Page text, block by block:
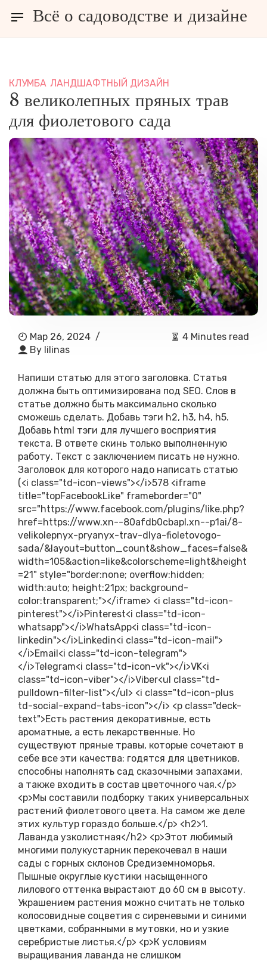
Всё о садоводстве и дизайне
КЛУМБА ЛАНДШАФТНЫЙ ДИЗАЙН
8 великолепных пряных трав
для фиолетового сада
Мар 26, 2024 /
By lilinas
4 Minutes read
Напиши статью для этого заголовка. Статья
должна быть оптимизирована под SEO. Слов в
статье должно быть максимально сколько
сможешь сделать. Добавь тэги h2, h3, h4, h5.
Добавь html тэги для лучшего восприятия
текста. В ответе скинь только выполненную
работу. Текст с заключением писать не нужно.
Заголовок для которого надо написать статью
(<i class="td-icon-views"></i>578 <iframe
title="topFacebookLike" frameborder="0"
src="https://www.facebook.com/plugins/like.php?
href=https://www.xn--80afdb0cbapl.xn--p1ai/8-
velikolepnyx-pryanyx-trav-dlya-fioletovogo-
sada/&layout=button_count&show_faces=false&
width=105&action=like&colorscheme=light&height
=21" style="border:none; overflow:hidden;
width:auto; height:21px; background-
color:transparent;"></iframe> <i class="td-icon-
pinterest"></i>Pinterest<i class="td-icon-
whatsapp"></i>WhatsApp<i class="td-icon-
linkedin"></i>Linkedin<i class="td-icon-mail">
</i>Email<i class="td-icon-telegram">
</i>Telegram<i class="td-icon-vk"></i>VK<i
class="td-icon-viber"></i>Viber<ul class="td-
pulldown-filter-list"></ul> <i class="td-icon-plus
td-social-expand-tabs-icon"></i> <p class="deck-
text">Есть растения декоративные, есть
ароматные, а есть лекарственные. Но
существуют пряные травы, которые сочетают в
себе все эти качества: годятся для цветников,
способны наполнять сад сказочными запахами,
а также входить в состав цветочного чая.</p>
<p>Мы составили подборку таких универсальных
растений фиолетового цвета. На самом же деле
этих культур гораздо больше.</p> <h2>1.
Лаванда узколистная</h2> <p>Этот любимый
многими полукустарник перекочевал в наши
сады с горных склонов Средиземноморья.
Пышные округлые кустики насыщенного
лилового оттенка вырастают до 60 см в высоту.
Украшением растения можно считать не только
колосовидные соцветия с сиреневыми и синими
цветками, собранными в мутовки, но и узкие
серебристые листья.</p> <p>К условиям
выращивания лаванда не слишком